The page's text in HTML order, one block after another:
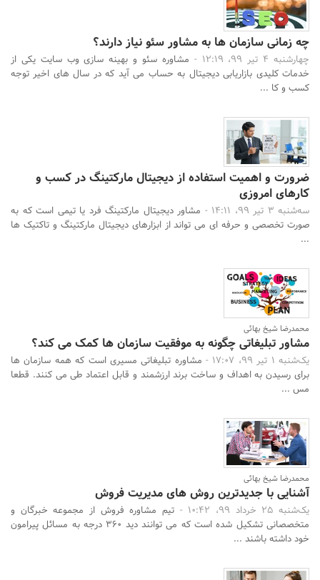
چه زمانی سازمان ها به مشاور سئو نیاز دارند؟
چهارشنبه 4 تیر 99، 12:19 -
مشاوره سئو و بهینه سازی وب سایت یکی از
خدمات کلیدی بازاریابی دیجیتال به حساب می آید که در سال های اخیر توجه
کسب و کا ...
ضرورت و اهمیت استفاده از دیجیتال مارکتینگ در کسب و
کارهای امروزی
سه‌شنبه 3 تیر 99، 14:11 -
مشاور دیجیتال مارکتینگ فرد یا تیمی است که به
صورت تخصصی و حرفه ای می تواند از ابزارهای دیجیتال مارکتینگ و تاکتیک ها
...
محمدرضا شیخ بهائی
مشاور تبلیغاتی چگونه به موفقیت سازمان ها کمک می کند؟
یک‌شنبه 1 تیر 99، 17:07 -
مشاوره تبلیغاتی مسیری است که همه سازمان ها
برای رسیدن به اهداف و ساخت برند ارزشمند و قابل اعتماد طی می کنند. قطعا
مس ...
محمدرضا شیخ بهائی
آشنایی با جدیدترین روش های مدیریت فروش
یک‌شنبه 25 خرداد 99، 10:42 -
تیم مشاوره فروش از مجموعه خبرگان و
متخصصانی تشکیل شده است که می توانند دید ۳۶۰ درجه به مسائل پیرامون
خود داشته باشند ...